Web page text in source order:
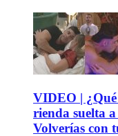
VIDEO |
rienda suelta
Volverías con